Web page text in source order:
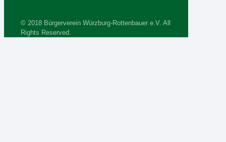
© 2018 Bürgerverein Würzburg-Rottenbauer e.V. All
Rights Reserved.